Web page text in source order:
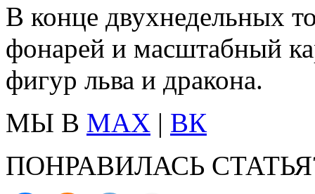
В конце двухнедельных
фонарей и масштабный
фигур льва и дракона.
МЫ В MAX | ВК
ПОНРАВИЛАСЬ